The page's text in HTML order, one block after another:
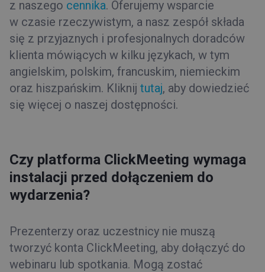
z naszego cennika. Oferujemy wsparcie
w czasie rzeczywistym, a nasz zespół składa
się z przyjaznych i profesjonalnych doradców
klienta mówiących w kilku językach, w tym
angielskim, polskim, francuskim, niemieckim
oraz hiszpańskim. Kliknij tutaj, aby dowiedzieć
się więcej o naszej dostępności.
Czy platforma ClickMeeting wymaga
instalacji przed dołączeniem do
wydarzenia?
Prezenterzy oraz uczestnicy nie muszą
tworzyć konta ClickMeeting, aby dołączyć do
webinaru lub spotkania. Mogą zostać